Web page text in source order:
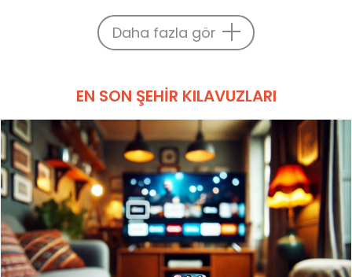
Daha fazla gör
EN SON ŞEHIR KILAVUZLARI